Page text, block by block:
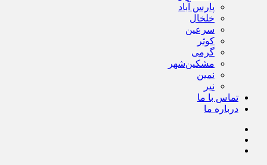
پارس آباد
خلخال
سرعین
کوثر
گرمی
مشکین‌شهر
نمین
نیر
تماس با ما
درباره ما